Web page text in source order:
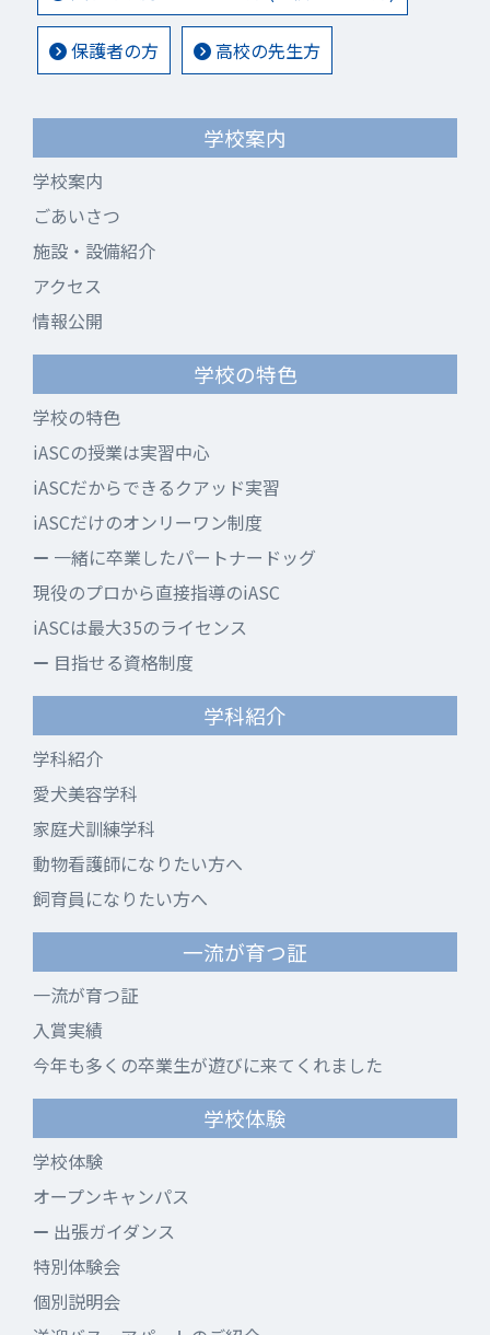
保護者の方 高校の先生方
学校案内
学校案内
ごあいさつ
施設・設備紹介
アクセス
情報公開
学校の特色
学校の特色
iASCの授業は実習中心
iASCだからできるクアッド実習
iASCだけのオンリーワン制度
一緒に卒業したパートナードッグ
現役のプロから直接指導のiASC
iASCは最大35のライセンス
目指せる資格制度
学科紹介
学科紹介
愛犬美容学科
家庭犬訓練学科
動物看護師になりたい方へ
飼育員になりたい方へ
一流が育つ証
一流が育つ証
入賞実績
今年も多くの卒業生が遊びに来てくれました
学校体験
学校体験
オープンキャンパス
出張ガイダンス
特別体験会
個別説明会